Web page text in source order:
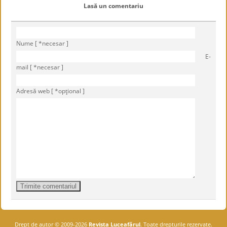
Lasă un comentariu
Nume [ *necesar ]
E-
mail [ *necesar ]
Adresă web [ *opţional ]
Drept de autor © 2009-2026 Revista Luceafărul. Toate drepturile rezervate.